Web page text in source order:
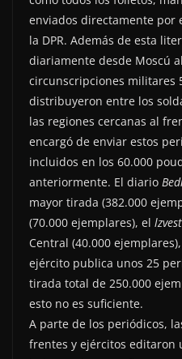
enviados directamente por
la DPR. Además de esta
diariamente desde Moscú
circunscripciones militares
distribuyeron entre los
las regiones cercanas al
encargó de enviar estos
incluidos en los 60.000
anteriormente. El diario
mayor tirada (382.000
(70.000 ejemplares), el
Central (40.000
ejército publica unos 25
tirada total de 250.000
esto no es suficiente.
A parte de los periódicos,
frentes y ejércitos editaron